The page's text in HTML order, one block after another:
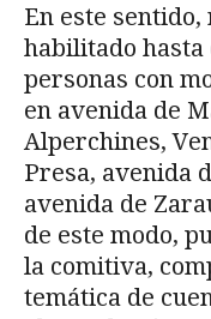
En este
habilitado
personas con
en avenida de
Alperchines,
Presa, avenida
avenida de
de este modo,
la comitiva,
temática de